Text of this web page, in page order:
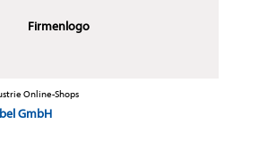
Firmenlogo
Online-Shops
GmbH